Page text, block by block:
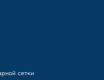
сетки